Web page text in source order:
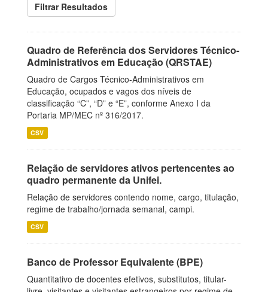
Filtrar Resultados
Quadro de Referência dos Servidores Técnico-
Administrativos em Educação (QRSTAE)
Quadro de Cargos Técnico-Administrativos em
Educação, ocupados e vagos dos níveis de
classificação “C”, “D” e “E”, conforme Anexo I da
Portaria MP/MEC nº 316/2017.
CSV
Relação de servidores ativos pertencentes ao
quadro permanente da Unifei.
Relação de servidores contendo nome, cargo, titulação,
regime de trabalho/jornada semanal, campi.
CSV
Banco de Professor Equivalente (BPE)
Quantitativo de docentes efetivos, substitutos, titular-